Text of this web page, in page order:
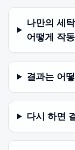
나만의 세
어떻게 작
결과는 어
다시 하면